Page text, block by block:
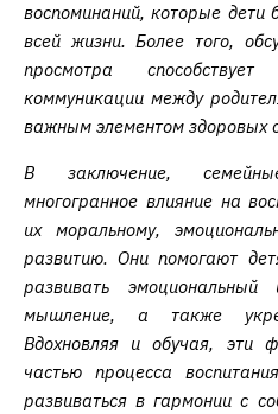
воспоминаний, которые дети
всей жизни. Более того,
просмотра
коммуникации между
важным элементом здоровых
В заключение,
многогранное влияние на
их моральному,
развитию. Они помогают
развивать эмоциональный
мышление, а также
Вдохновляя и обучая, эти
частью процесса
развиваться в гармонии с